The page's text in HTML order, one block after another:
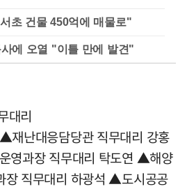
초 건물 450억에 매물로"
에 오열 "이틀 만에 발견"
대리
난대응담당관 직무대리 강홍
영과장 직무대리 탁도연 ▲해양
장 직무대리 하광석 ▲도시공공